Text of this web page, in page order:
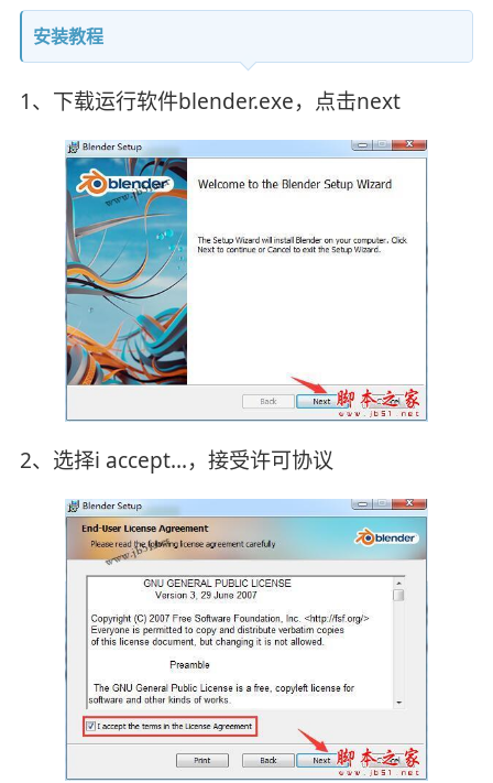
安装教程
1、下载运行软件blender.exe，点击next
2、选择i accept...，接受许可协议